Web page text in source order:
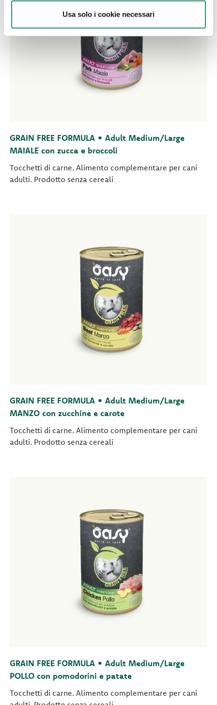
Usa solo i cookie necessari
GRAIN FREE FORMULA • Adult Medium/Large
MAIALE con zucca e broccoli
Tocchetti di carne. Alimento complementare per cani
adulti. Prodotto senza cereali
GRAIN FREE FORMULA • Adult Medium/Large
MANZO con zucchine e carote
Tocchetti di carne. Alimento complementare per cani
adulti. Prodotto senza cereali
GRAIN FREE FORMULA • Adult Medium/Large
POLLO con pomodorini e patate
Tocchetti di carne. Alimento complementare per cani